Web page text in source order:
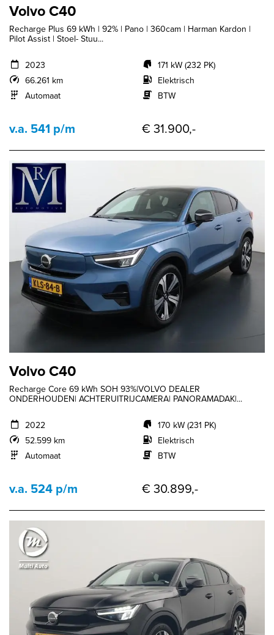
Volvo C40
Recharge Plus 69 kWh | 92% | Pano | 360cam | Harman Kardon |
Pilot Assist | Stoel- Stuu...
2023
66.261 km
Automaat
171 kW (232 PK)
Elektrisch
BTW
v.a. 541 p/m € 31.900,-
Volvo C40
Recharge Core 69 kWh SOH 93%|VOLVO DEALER
ONDERHOUDEN| ACHTERUITRIJCAMERA| PANORAMADAK|...
2022
52.599 km
Automaat
170 kW (231 PK)
Elektrisch
BTW
v.a. 524 p/m € 30.899,-